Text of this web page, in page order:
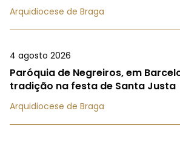
Arquidiocese de Braga
4 agosto 2026
Paróquia de Negreiros, em
tradição na festa de Santa Justa
Arquidiocese de Braga